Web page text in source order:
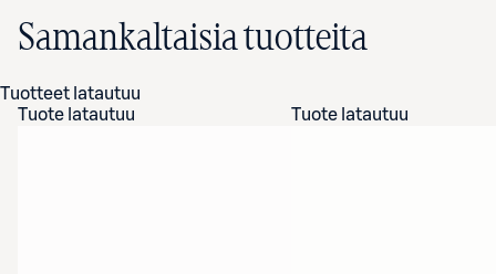
Samankaltaisia tuotteita
Tuotteet latautuu
Tuote latautuu
Tuote latautuu